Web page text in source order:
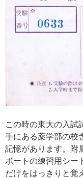
この時の東大の入試
手にある薬学部の校
記憶があります。附
ボートの練習用シー
だけをはっきりと覚